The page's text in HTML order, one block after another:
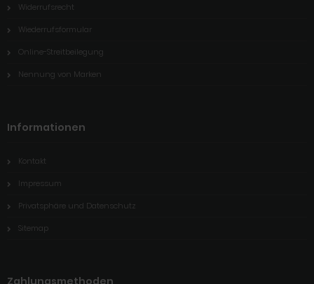
Widerrufsrecht
Wiederrufsformular
Online-Streitbeilegung
Nennung von Marken
Informationen
Kontakt
Impressum
Privatsphäre und Datenschutz
Sitemap
Zahlungsmethoden